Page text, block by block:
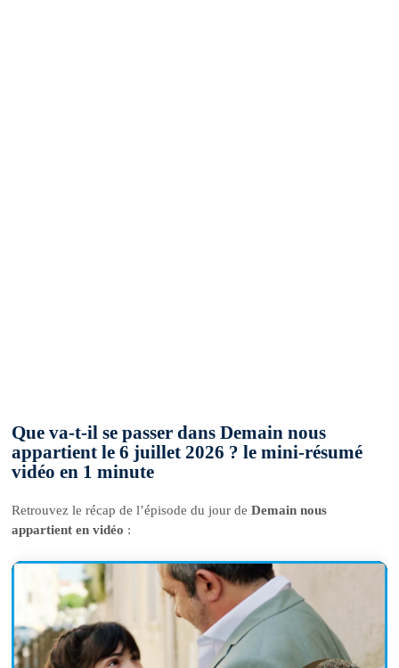
Que va-t-il se passer dans Demain nous
appartient le 6 juillet 2026 ? le mini-résumé
vidéo en 1 minute
Retrouvez le récap de l’épisode du jour deDemain nous
appartient en vidéo :